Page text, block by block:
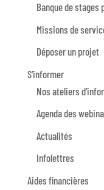
Banque de stages
Missions de
Déposer un projet
S’informer
Nos ateliers
Agenda des
Actualités
Infolettres
Aides financières